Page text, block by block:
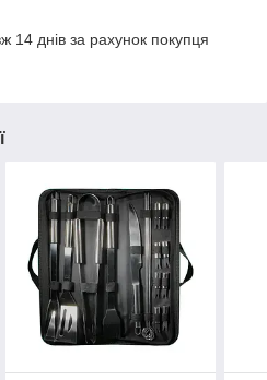
14 днів за рахунок покупця